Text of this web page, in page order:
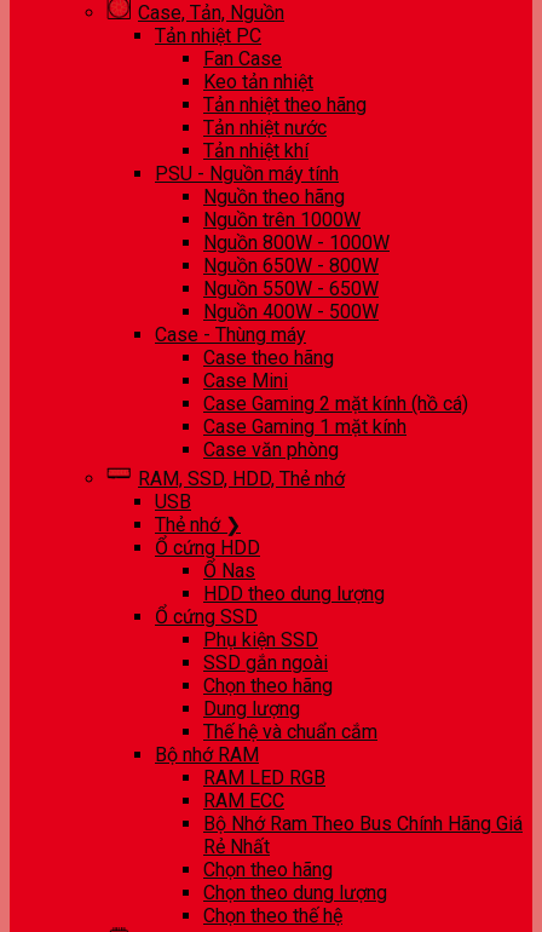
Case, Tản, Nguồn
Tản nhiệt PC
Fan Case
Keo tản nhiệt
Tản nhiệt theo hãng
Tản nhiệt nước
Tản nhiệt khí
PSU - Nguồn máy tính
Nguồn theo hãng
Nguồn trên 1000W
Nguồn 800W - 1000W
Nguồn 650W - 800W
Nguồn 550W - 650W
Nguồn 400W - 500W
Case - Thùng máy
Case theo hãng
Case Mini
Case Gaming 2 mặt kính (hồ cá)
Case Gaming 1 mặt kính
Case văn phòng
RAM, SSD, HDD, Thẻ nhớ
USB
Thẻ nhớ ❯
Ổ cứng HDD
Ổ Nas
HDD theo dung lượng
Ổ cứng SSD
Phụ kiện SSD
SSD gắn ngoài
Chọn theo hãng
Dung lượng
Thế hệ và chuẩn cắm
Bộ nhớ RAM
RAM LED RGB
RAM ECC
Bộ Nhớ Ram Theo Bus Chính Hãng Giá
Rẻ Nhất
Chọn theo hãng
Chọn theo dung lượng
Chọn theo thế hệ